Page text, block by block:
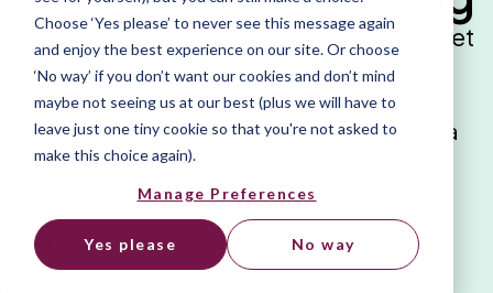
Choose ‘Yes please’ to never see this message again
and enjoy the best experience on our site. Or choose
‘No way’ if you don’t want our cookies and don’t mind
maybe not seeing us at our best (plus we will have to
leave just one tiny cookie so that you're not asked to
make this choice again).
Manage Preferences
Yes please No way
med branschledande precision, flexibilitet
och validitet.
Vi hjälper över 2000 företag att rekrytera
och fatta bättre anställningsbeslut
Vi har utvärderat fler än 10 miljoner
kandidater de senast tre åren